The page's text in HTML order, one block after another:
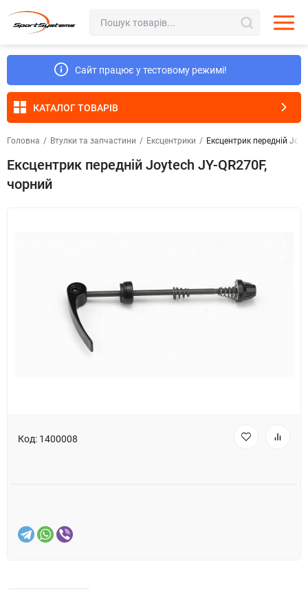
Сайт працює у тестовому режимі!
КАТАЛОГ ТОВАРІВ
Головна / Втулки та запчастини / Ексцентрики / Ексцентрик передній
Ексцентрик передній Joytech JY-QR270F,
чорний
Код: 1400008